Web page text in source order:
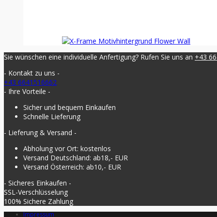
Sie wünschen eine individuelle Anfertigung? Rufen Sie uns an +43
- Kontakt zu uns -
+43 6641516662
- Ihre Vorteile -
Sicher und bequem Einkaufen
Schnelle Lieferung
- Lieferung & Versand -
Abholung vor Ort: kostenlos
Versand Deutschland: ab18,- EUR
Versand Österreich: ab10,- EUR
- Sicheres Einkaufen -
SSL-Verschlüsselung
100% Sichere Zahlung
Impressum